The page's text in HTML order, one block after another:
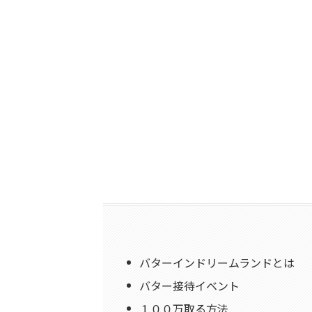
バターインドリームランドとは
バター接待イベント
１００万取る方法